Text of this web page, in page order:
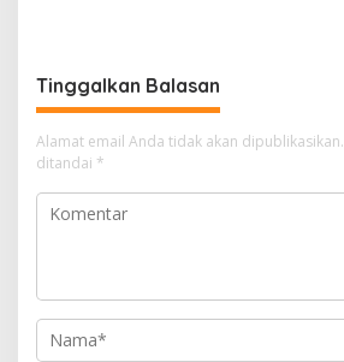
Tinggalkan Balasan
Alamat email Anda tidak akan dipublikasikan.
ditandai *